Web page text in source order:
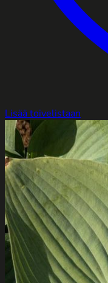
Lisää toivelistaan